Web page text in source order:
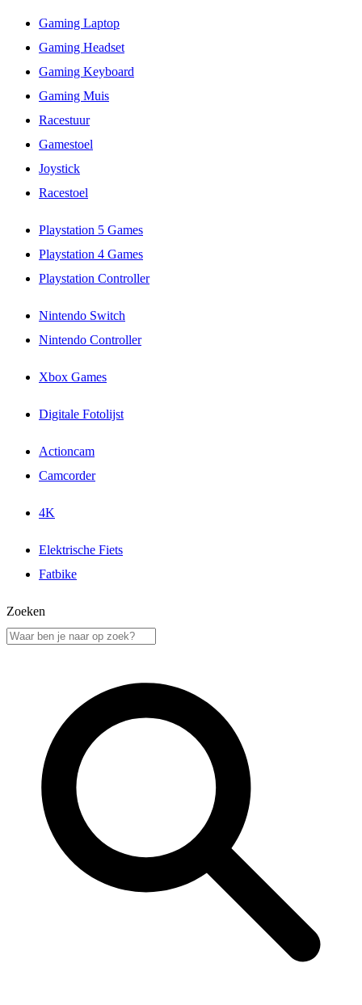
Gaming Laptop
Gaming Headset
Gaming Keyboard
Gaming Muis
Racestuur
Gamestoel
Joystick
Racestoel
Playstation 5 Games
Playstation 4 Games
Playstation Controller
Nintendo Switch
Nintendo Controller
Xbox Games
Digitale Fotolijst
Actioncam
Camcorder
4K
Elektrische Fiets
Fatbike
Zoeken